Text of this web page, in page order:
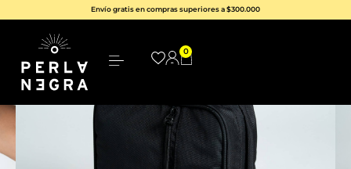
Envío gratis en compras superiores a $300.000
0